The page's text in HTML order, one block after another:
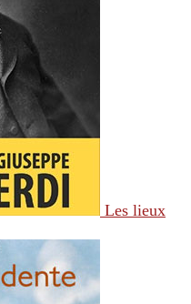
Les lieux